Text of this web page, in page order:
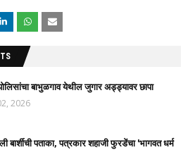
बाभुळगाव येथील जुगार अड्ड्यावर छापा
2026
बार्शीची पताका, पत्रकार शहाजी फुरडेंचा 'भागवत धर्म